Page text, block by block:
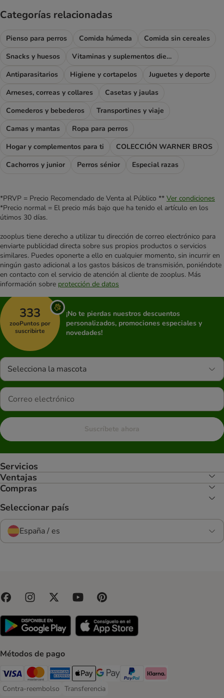
Categorías relacionadas
Pienso para perros Comida húmeda
Comida sin cereales
Snacks y huesos
Vitaminas y suplementos dietéticos
Antiparasitarios
Higiene y cortapelos
Juguetes y deporte
Arneses, correas y collares
Casetas y jaulas
Comederos y bebederos
Transportines y viaje
Camas y mantas
Ropa para perros
Hogar y complementos para ti
COLECCIÓN WARNER BROS
Cachorros y junior
Perros sénior Especial razas
*PRVP = Precio Recomendado de Venta al Público ** Ver condiciones
*Precio normal = El precio más bajo que ha tenido el artículo en los
útimos 30 días.
zooplus tiene derecho a utilizar tu dirección de correo electrónico para
enviarte publicidad directa sobre sus propios productos o servicios
similares. Puedes oponerte a ello en cualquier momento, sin incurrir en
ningún gasto adicional a los gastos básicos de transmisión, poniéndote
en contacto con el servicio de atención al cliente de zooplus. Más
información sobre protección de datos
333
zooPuntos por
suscribirte
¡No te pierdas nuestros descuentos
personalizados, promociones especiales y
novedades!
Selecciona la mascota
Suscríbete ahora
Servicios
Ventajas
Compras
Seleccionar país
España / es
Métodos de pago
Visa Payment Method
Mastercard Payment Method
American Express Payment Method
Apple Pay Payment Method
Google Pay Payment Method
PayPal Payment Method
Klarna Payment Method
Contra-reembolso
Contra-reembolso Payment Method
Transferencia
Transferencia Payment Method